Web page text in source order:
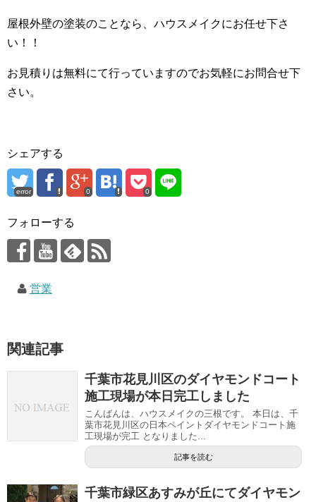
屋根外壁の塗装のことなら、ハウスメイクにお任せ下さ
い！！
お見積りは無料にて行っていますのでお気軽にお問合せ下
さい。
シェアする
error 0 0
フォローする
営業
関連記事
千葉市花見川区のダイヤモンドコート
施工現場が本日完工しました
こんばんは、ハウスメイクの三根です。 本日は、千
葉市花見川区の日本ペイントダイヤモンドコート施
工現場が完工 となりました...
記事を読む
千葉市緑区あすみが丘にてダイヤモン